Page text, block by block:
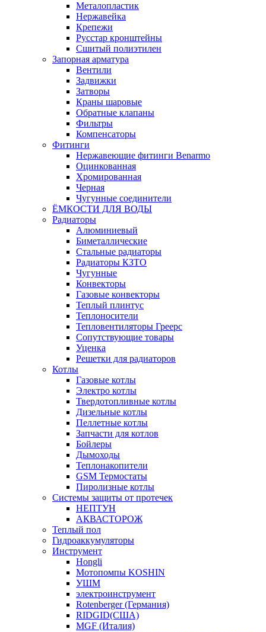
Металопластик
Нержавейка
Крепежи
Русстар кронштейны
Сшитый полиэтилен
Запорная арматура
Вентили
Задвижки
Затворы
Краны шаровые
Обратные клапаны
Фильтры
Компенсаторы
Фитинги
Нержавеющие фитинги Benarmo
Оцинкованная
Хромированная
Черная
Чугунные соединители
ЁМКОСТИ ДЛЯ ВОДЫ
Радиаторы
Алюминиевый
Биметаллические
Стальные радиаторы
Радиаторы КЗТО
Чугунные
Конвекторы
Газовые конвекторы
Теплый плинтус
Теплоносители
Тепловентиляторы Греерс
Сопутствующие товары
Уценка
Решетки для радиаторов
Котлы
Газовые котлы
Электро котлы
Твердотопливные котлы
Дизельные котлы
Пеллетные котлы
Запчасти для котлов
Бойлеры
Дымоходы
Теплонакопители
GSM Термостаты
Пиролизные котлы
Системы защиты от протечек
НЕПТУН
АКВАСТОРОЖ
Теплый пол
Гидроаккумуляторы
Инструмент
Hongli
Мотопомпы KOSHIN
УШМ
электроинструмент
Rotenberger (Германия)
RIDGID(США)
MGF (Италия)